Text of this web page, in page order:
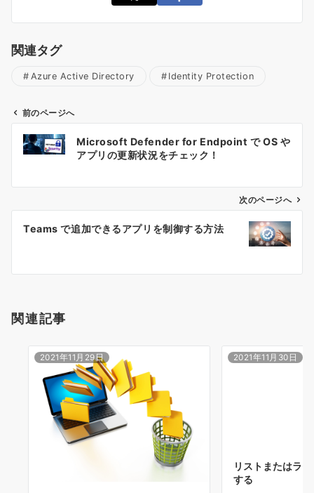
関連タグ
Azure Active Directory Identity Protection
ン
前のページへ
Microsoft Defender for Endpoint で OS や
アプリの更新状況をチェック！
次のページへ
Teams で追加できるアプリを制御する方法
関連記事
2021年11月29日 2021年11月30日
リストまたはラ
する